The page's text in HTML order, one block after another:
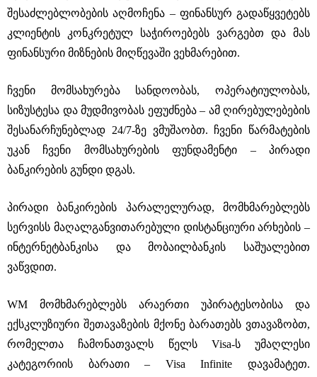
შესაძლებლობების აღმოჩენა ‒ ფინანსურ გადაწყვეტებს
კლიენტის კონკრეტულ საჭიროებებს ვარგებთ და მას
ფინანსური მიზნების მიღწევაში ვეხმარებით.
ჩვენი მომსახურება სანდოობას, ოპერატიულობას,
სიზუსტესა და მუდმივობას ეფუძნება ‒ ამ ღირებულებების
შესანარჩუნებლად 24/7-ზე ვმუშაობთ. ჩვენი წარმატების
უკან ჩვენი მომსახურების ფუნდამენტი ‒ პირადი
ბანკირების გუნდი დგას.
პირადი ბანკირების პარალელურად, მომხმარებლებს
სერვისს მაღალგანვითარებული დისტანციური არხების ‒
ინტერნეტბანკისა და მობაილბანკის საშუალებით
ვაწვდით.
WM მომხმარებლებს არაერთი უპირატესობისა და
ექსკლუზიური შეთავაზების მქონე ბარათებს ვთავაზობთ,
რომელთა ჩამონათვალს წელს Visa-ს უმაღლესი
კატეგორიის ბარათი ‒ Visa Infinite დავამატეთ.